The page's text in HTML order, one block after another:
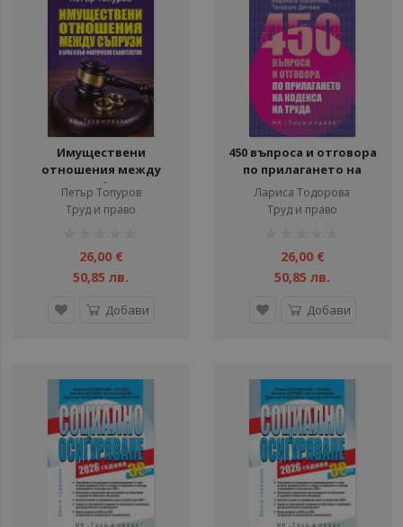
Имуществени
отношения между
съпрузи в брак и във
фактическо
съжителство
Петър Топуров
Труд и право
26,00 €
50,85 лв.
Добави
450 въпроса и отговора
по прилагането на
Кодекса на труда
Лариса Тодорова
Труд и право
26,00 €
50,85 лв.
Добави